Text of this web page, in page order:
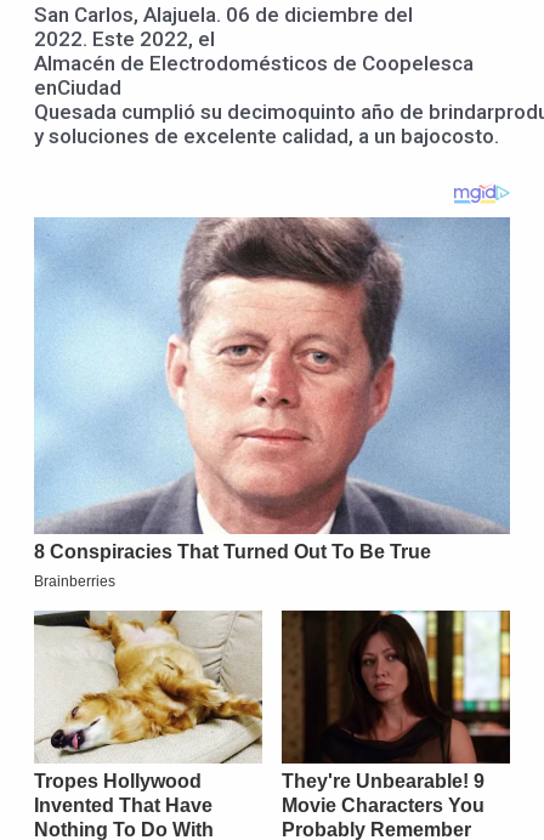
San Carlos, Alajuela. 06 de diciembre del
2022. Este 2022, el
Almacén de Electrodomésticos de Coopelesca
enCiudad
Quesada cumplió su decimoquinto año de
y soluciones de excelente calidad, a un bajocosto.